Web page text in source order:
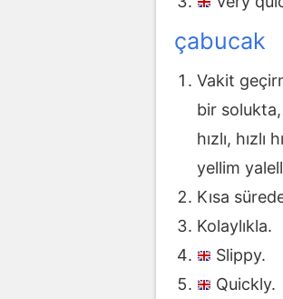
çabucak
Vakit
bir
hızlı,
yellim
Kısa
Kolaylıkla.
Slippy.
Quickly.